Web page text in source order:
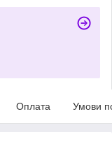
Оплата Умови